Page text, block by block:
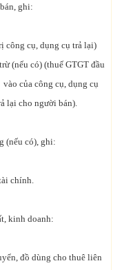
ghi:
công cụ, dụng cụ trả lại)
(nếu có) (thuế GTGT đầu
vào của công cụ, dụng cụ
lại cho người bán).
(nếu có), ghi:
chính.
kinh doanh:
đồ dùng cho thuê liên